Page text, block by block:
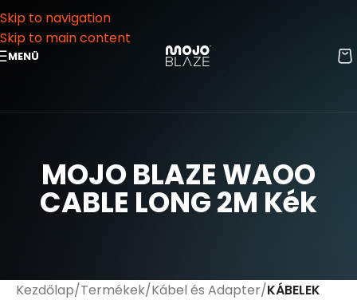
Skip to navigation
Skip to main content
MENÜ
MOJO BLAZE WAOO
CABLE LONG 2M Kék
Kezdőlap Termékek Kábel és Adapter KÁBELEK